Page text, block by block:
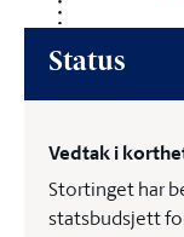
Status
Vedtak i
Stortinget har
statsbudsjett